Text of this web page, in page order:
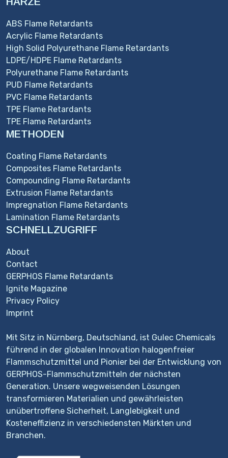
Mit Sitz in Nürnberg, Deutschland, ist Gulec Chemicals
führend in der globalen Innovation halogenfreier
Flammschutzmittel und Pionier bei der Entwicklung von
GERPHOS-Flammschutzmitteln der nächsten
Generation. Unsere wegweisenden Lösungen
transformieren Materialien und gewährleisten
unübertroffene Sicherheit, Langlebigkeit und
Kosteneffizienz in verschiedensten Märkten und
Branchen.
ABS Flame Retardants
Acrylic Flame Retardants
High Solid Polyurethane Flame Retardants
LDPE/HDPE Flame Retardants
Polyurethane Flame Retardants
PUD Flame Retardants
PVC Flame Retardants
TPE Flame Retardants
TPE Flame Retardants
METHODEN
Coating Flame Retardants
Composites Flame Retardants
Compounding Flame Retardants
Extrusion Flame Retardants
Impregnation Flame Retardants
Lamination Flame Retardants
SCHNELLZUGRIFF
About
Contact
GERPHOS Flame Retardants
Ignite Magazine
Privacy Policy
Imprint